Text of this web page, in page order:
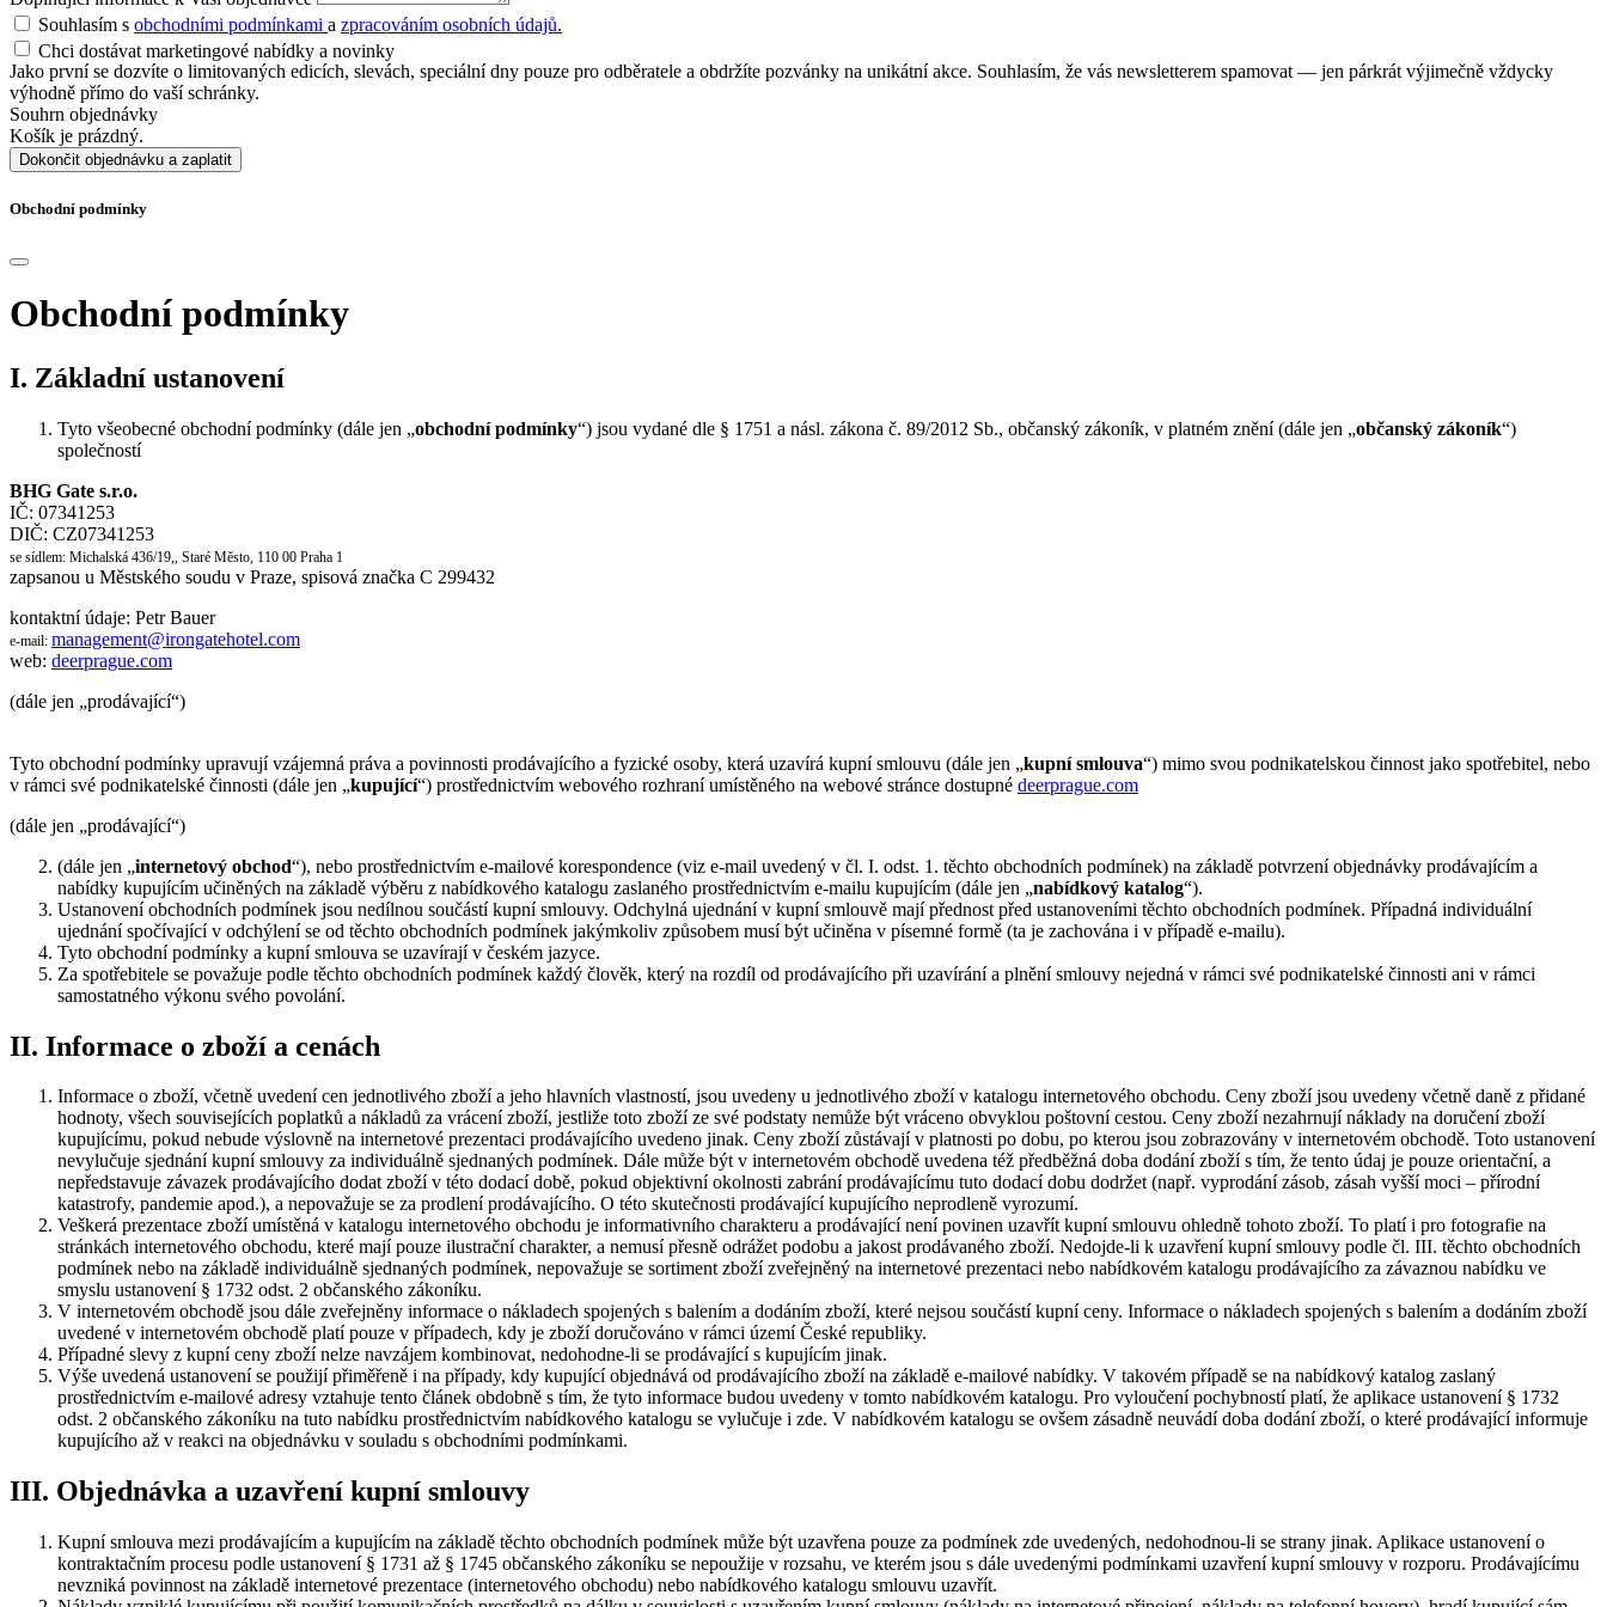
Souhlasím s obchodními podmínkami a zpracováním osobních údajů.
Chci dostávat marketingové nabídky a novinky
Jako první se dozvíte o limitovaných edicích, slevách, speciální dny pouze pro odběratele a obdržíte pozvánky na unikátní akce. Souhlasím, že vás newsletterem spamovat — jen párkrát výjimečně vždycky
výhodně přímo do vaší schránky.
Souhrn objednávky
Košík je prázdný.
Dokončit objednávku a zaplatit
Obchodní podmínky
Obchodní podmínky
I. Základní ustanovení
Tyto všeobecné obchodní podmínky (dále jen „obchodní podmínky“) jsou vydané dle § 1751 a násl. zákona č. 89/2012 Sb., občanský zákoník, v platném znění (dále jen „občanský zákoník“)
společností
BHG Gate s.r.o.
IČ: 07341253
DIČ: CZ07341253
se sídlem: Michalská 436/19,, Staré Město, 110 00 Praha 1
zapsanou u Městského soudu v Praze, spisová značka C 299432
kontaktní údaje: Petr Bauer
e-mail: management@irongatehotel.com
web: deerprague.com
(dále jen „prodávající“)
Tyto obchodní podmínky upravují vzájemná práva a povinnosti prodávajícího a fyzické osoby, která uzavírá kupní smlouvu (dále jen „kupní smlouva“) mimo svou podnikatelskou činnost jako spotřebitel, nebo
v rámci své podnikatelské činnosti (dále jen „kupující“) prostřednictvím webového rozhraní umístěného na webové stránce dostupné deerprague.com
(dále jen „prodávající“)
(dále jen „internetový obchod“), nebo prostřednictvím e-mailové korespondence (viz e-mail uvedený v čl. I. odst. 1. těchto obchodních podmínek) na základě potvrzení objednávky prodávajícím a
nabídky kupujícím učiněných na základě výběru z nabídkového katalogu zaslaného prostřednictvím e-mailu kupujícím (dále jen „nabídkový katalog“).
Ustanovení obchodních podmínek jsou nedílnou součástí kupní smlouvy. Odchylná ujednání v kupní smlouvě mají přednost před ustanoveními těchto obchodních podmínek. Případná individuální
ujednání spočívající v odchýlení se od těchto obchodních podmínek jakýmkoliv způsobem musí být učiněna v písemné formě (ta je zachována i v případě e-mailu).
Tyto obchodní podmínky a kupní smlouva se uzavírají v českém jazyce.
Za spotřebitele se považuje podle těchto obchodních podmínek každý člověk, který na rozdíl od prodávajícího při uzavírání a plnění smlouvy nejedná v rámci své podnikatelské činnosti ani v rámci
samostatného výkonu svého povolání.
II. Informace o zboží a cenách
Informace o zboží, včetně uvedení cen jednotlivého zboží a jeho hlavních vlastností, jsou uvedeny u jednotlivého zboží v katalogu internetového obchodu. Ceny zboží jsou uvedeny včetně daně z přidané
hodnoty, všech souvisejících poplatků a nákladů za vrácení zboží, jestliže toto zboží ze své podstaty nemůže být vráceno obvyklou poštovní cestou. Ceny zboží nezahrnují náklady na doručení zboží
kupujícímu, pokud nebude výslovně na internetové prezentaci prodávajícího uvedeno jinak. Ceny zboží zůstávají v platnosti po dobu, po kterou jsou zobrazovány v internetovém obchodě. Toto ustanovení
nevylučuje sjednání kupní smlouvy za individuálně sjednaných podmínek. Dále může být v internetovém obchodě uvedena též předběžná doba dodání zboží s tím, že tento údaj je pouze orientační, a
nepředstavuje závazek prodávajícího dodat zboží v této dodací době, pokud objektivní okolnosti zabrání prodávajícímu tuto dodací dobu dodržet (např. vyprodání zásob, zásah vyšší moci – přírodní
katastrofy, pandemie apod.), a nepovažuje se za prodlení prodávajícího. O této skutečnosti prodávající kupujícího neprodleně vyrozumí.
Veškerá prezentace zboží umístěná v katalogu internetového obchodu je informativního charakteru a prodávající není povinen uzavřít kupní smlouvu ohledně tohoto zboží. To platí i pro fotografie na
stránkách internetového obchodu, které mají pouze ilustrační charakter, a nemusí přesně odrážet podobu a jakost prodávaného zboží. Nedojde-li k uzavření kupní smlouvy podle čl. III. těchto obchodních
podmínek nebo na základě individuálně sjednaných podmínek, nepovažuje se sortiment zboží zveřejněný na internetové prezentaci nebo nabídkovém katalogu prodávajícího za závaznou nabídku ve
smyslu ustanovení § 1732 odst. 2 občanského zákoníku.
V internetovém obchodě jsou dále zveřejněny informace o nákladech spojených s balením a dodáním zboží, které nejsou součástí kupní ceny. Informace o nákladech spojených s balením a dodáním zboží
uvedené v internetovém obchodě platí pouze v případech, kdy je zboží doručováno v rámci území České republiky.
Případné slevy z kupní ceny zboží nelze navzájem kombinovat, nedohodne-li se prodávající s kupujícím jinak.
Výše uvedená ustanovení se použijí přiměřeně i na případy, kdy kupující objednává od prodávajícího zboží na základě e-mailové nabídky. V takovém případě se na nabídkový katalog zaslaný
prostřednictvím e-mailové adresy vztahuje tento článek obdobně s tím, že tyto informace budou uvedeny v tomto nabídkovém katalogu. Pro vyloučení pochybností platí, že aplikace ustanovení § 1732
odst. 2 občanského zákoníku na tuto nabídku prostřednictvím nabídkového katalogu se vylučuje i zde. V nabídkovém katalogu se ovšem zásadně neuvádí doba dodání zboží, o které prodávající informuje
kupujícího až v reakci na objednávku v souladu s obchodními podmínkami.
III. Objednávka a uzavření kupní smlouvy
Kupní smlouva mezi prodávajícím a kupujícím na základě těchto obchodních podmínek může být uzavřena pouze za podmínek zde uvedených, nedohodnou-li se strany jinak. Aplikace ustanovení o
kontraktačním procesu podle ustanovení § 1731 až § 1745 občanského zákoníku se nepoužije v rozsahu, ve kterém jsou s dále uvedenými podmínkami uzavření kupní smlouvy v rozporu. Prodávajícímu
nevzniká povinnost na základě internetové prezentace (internetového obchodu) nebo nabídkového katalogu smlouvu uzavřít.